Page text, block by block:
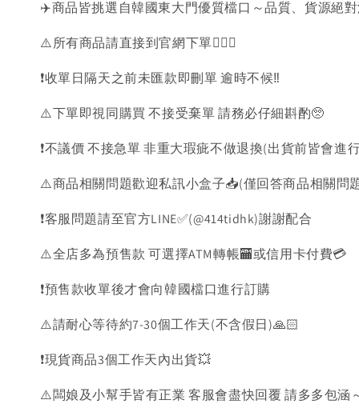
✈️商品皆挑選自韓國東大門優質檔口～品質、貨源絕
⚠️所有商品請直接到官網下單💁🏻‍♀️
❗️收單日隔天之前未匯款即刪單 逾時不候‼️
⚠️下單即視同購買 不接受棄單 請務必仔細斟酌🥺
❗️不議價 不接急單 非重大瑕疵不做退換(出貨前皆會進
⚠️商品相關問題歡迎私訊小盒子📥(僅回答商品相關問題
❗️客服問題請至官方LINE✅(@414tidhk)謝謝配合
⚠️全店多為預售款 可選擇ATM轉帳🏧或信用卡付費💳
❗️預售款收單後才會向韓國檔口進行訂購
⚠️請耐心等待約7-30個工作天(不含假日)🙏🏻
❗️現貨商品3個工作天內出貨💥
⚠️闆娘及小幫手皆有正業 客服會盡快回覆 請多多包涵